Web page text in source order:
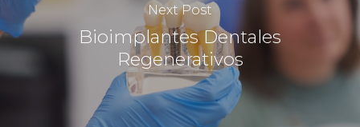
Next Post
Bioimplantes Dentales
Regenerativos